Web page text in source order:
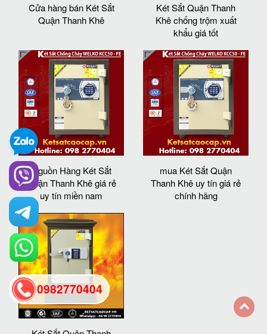
Cửa hàng bán Két Sắt
Quận Thanh Khê
Két Sắt Quận Thanh
Khê chống trộm xuất
khẩu giá tốt
Nguồn Hàng Két Sắt
Quận Thanh Khê giá rẻ
uy tín miền nam
mua Két Sắt Quận
Thanh Khê uy tín giá rẻ
chính hãng
0982770404